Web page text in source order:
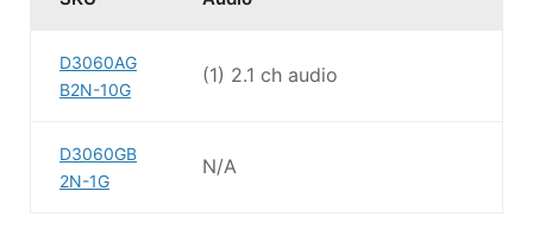
D3060AG
B2N-10G
(1) 2.1 ch audio
D3060GB
2N-1G
N/A